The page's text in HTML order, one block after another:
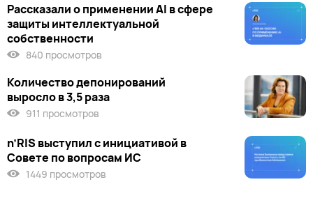
Рассказали о применении AI в сфере
защиты интеллектуальной
собственности
840 просмотров
Количество депонирований
выросло в 3,5 раза
911 просмотров
n’RIS выступил c инициативой в
Совете по вопросам ИС
1449 просмотров